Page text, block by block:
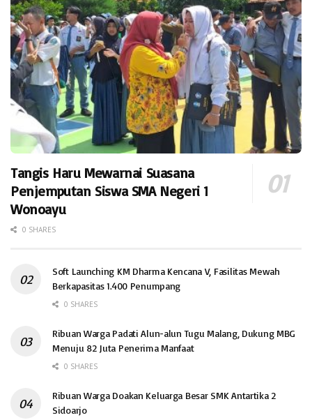
Tangis Haru Mewarnai Suasana
Penjemputan Siswa SMA Negeri 1
Wonoayu
0 SHARES
Soft Launching KM Dharma Kencana V, Fasilitas Mewah
Berkapasitas 1.400 Penumpang
0 SHARES
Ribuan Warga Padati Alun-alun Tugu Malang, Dukung MBG
Menuju 82 Juta Penerima Manfaat
0 SHARES
Ribuan Warga Doakan Keluarga Besar SMK Antartika 2
Sidoarjo